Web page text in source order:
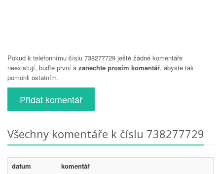
Pokud k telefonnímu číslu 738277729 ještě žádné komentáře
neexistují, buďte první a zanechte prosím komentář, abyste tak
pomohli ostatním.
Přidat komentář
Všechny komentáře k číslu 738277729
datum
komentář